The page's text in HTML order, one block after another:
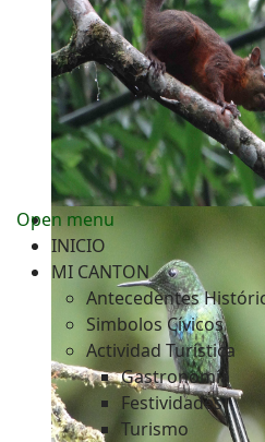
Open menu
INICIO
MI CANTON
Antecedentes
Simbolos Cívicos
Actividad Turística
Gastronomía
Festividades
Turismo